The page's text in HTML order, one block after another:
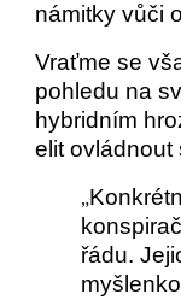
námitky vůči
Vraťme se
pohledu na
hybridním
elit ovládnout
„
řádu.